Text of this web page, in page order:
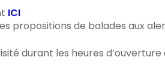
ICI
propositions de balades aux
durant les heures